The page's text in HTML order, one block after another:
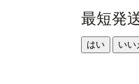
最短発
はい いい